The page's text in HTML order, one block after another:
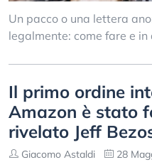
Un pacco o una lettera
legalmente: come fare e
Il primo ordine
Amazon è stato
rivelato Jeff
Giacomo Astaldi 28